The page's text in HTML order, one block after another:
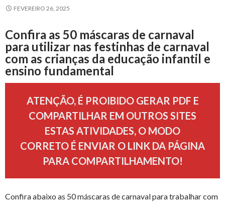
FEVEREIRO 26, 2025
Confira as 50 máscaras de carnaval
para utilizar nas festinhas de carnaval
com as crianças da educação infantil e
ensino fundamental
ATENÇÃO, É PROIBIDO GERAR PDF E
COMPARTILHAR EM OUTROS SITES
ESTAS ATIVIDADES, O MODO
CORRETO É ENVIAR O LINK DA PÁGINA
PARA COMPARTILHAMENTO!
Confira abaixo as 50 máscaras de carnaval para trabalhar com